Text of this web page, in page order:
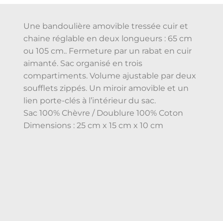
Une bandoulière amovible tressée cuir et
chaine réglable en deux longueurs : 65 cm
ou 105 cm.. Fermeture par un rabat en cuir
aimanté. Sac organisé en trois
compartiments. Volume ajustable par deux
soufflets zippés. Un miroir amovible et un
lien porte-clés à l’intérieur du sac.
Sac 100% Chèvre / Doublure 100% Coton
Dimensions : 25 cm x 15 cm x 10 cm